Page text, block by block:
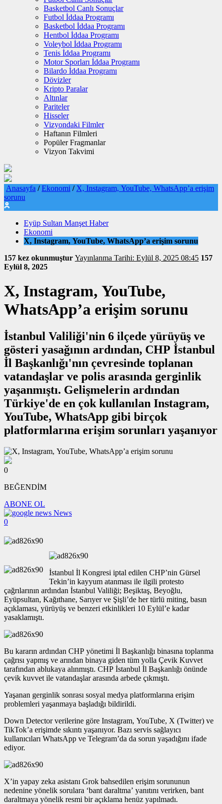
Basketbol Canlı Sonuçlar
Futbol İddaa Programı
Basketbol İddaa Programı
Hentbol İddaa Programı
Voleybol İddaa Programı
Tenis İddaa Programı
Motor Sporları İddaa Programı
Bilardo İddaa Programı
Dövizler
Kripto Paralar
Altınlar
Pariteler
Hisseler
Vizyondaki Filmler
Haftanın Filmleri
Popüler Fragmanlar
Vizyon Takvimi
Anasayfa / Ekonomi / X, Instagram, YouTube, WhatsApp’a erişim
sorunu
Eyüp Sultan Manşet Haber
Ekonomi
X, Instagram, YouTube, WhatsApp’a erişim sorunu
157 kez okunmuştur
Yayınlanma Tarihi: Eylül 8, 2025 08:45 157
Eylül 8, 2025
X, Instagram, YouTube,
WhatsApp’a erişim sorunu
İstanbul Valiliği'nin 6 ilçede yürüyüş ve
gösteri yasağının ardından, CHP İstanbul
İl Başkanlığı'nın çevresinde toplanan
vatandaşlar ve polis arasında gerginlik
yaşanmıştı. Gelişmelerin ardından
Türkiye'de en çok kullanılan Instagram,
YouTube, WhatsApp gibi birçok
platformlarına erişim sorunları yaşanıyor
0
BEĞENDİM
ABONE OL
News
0
İstanbul İl Kongresi iptal edilen CHP’nin Gürsel
Tekin’in kayyum atanması ile ilgili protesto
çağrılarının ardından İstanbul Valiliği; Beşiktaş, Beyoğlu,
Eyüpsultan, Kağıthane, Sarıyer ve Şişli’de her türlü miting, basın
açıklaması, yürüyüş ve benzeri etkinlikleri 10 Eylül’e kadar
yasaklamıştı.
Bu kararın ardından CHP yönetimi İl Başkanlığı binasına toplanma
çağrısı yapmış ve arından binaya giden tüm yolla Çevik Kuvvet
tarafından ablukaya alınmıştı. CHP İstanbul İl Başkanlığı önünde
çevik kuvvet ile vatandaşlar arasında arbede çıkmıştı.
Yaşanan gerginlik sonrası sosyal medya platformlarına erişim
problemleri yaşanmaya başladığı bildirildi.
Down Detector verilerine göre Instagram, YouTube, X (Twitter) ve
TikTok’a erişimde sıkıntı yaşanıyor. Bazı servis sağlayıcı
kullanıcıları WhatsApp ve Telegram’da da sorun yaşadığını ifade
ediyor.
X’in yapay zeka asistanı Grok bahsedilen erişim sorununun
nedenine yönelik sorulara ‘bant daraltma’ yanıtını verirken, bant
daraltmaya yönelik resmi bir açıklama henüz yapılmadı.